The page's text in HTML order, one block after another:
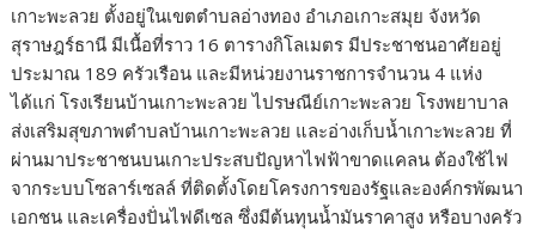
เกาะพะลวย ตั้งอยู่ในเขตตำบลอ่างทอง อำเภอเกาะสมุย จังหวัด
สุราษฎร์ธานี มีเนื้อที่ราว 16 ตารางกิโลเมตร มีประชาชนอาศัยอยู่
ประมาณ 189 ครัวเรือน และมีหน่วยงานราชการจำนวน 4 แห่ง
ได้แก่ โรงเรียนบ้านเกาะพะลวย ไปรษณีย์เกาะพะลวย โรงพยาบาล
ส่งเสริมสุขภาพตำบลบ้านเกาะพะลวย และอ่างเก็บน้ำเกาะพะลวย ที่
ผ่านมาประชาชนบนเกาะประสบปัญหาไฟฟ้าขาดแคลน ต้องใช้ไฟ
จากระบบโซลาร์เซลล์ ที่ติดตั้งโดยโครงการของรัฐและองค์กรพัฒนา
เอกชน และเครื่องปั่นไฟดีเซล ซึ่งมีต้นทุนน้ำมันราคาสูง หรือบางครัว